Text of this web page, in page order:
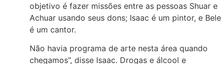
objetivo é fazer missões entre as pessoas Shuar e
Achuar usando seus dons; Isaac é um pintor, e
é um cantor.
Não havia programa de arte nesta área quando
chegamos”, disse Isaac. Drogas e álcool e